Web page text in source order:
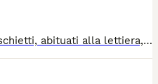
Bellissimi gattini Scottish maschietti, abituati alla lettiera, mangiano autonomamente, dolcissimi giocherelloni e molto affettuosi , manto che sembra velluto ; no allevamento, in ottima salute , cercano famiglia che li ami follemente